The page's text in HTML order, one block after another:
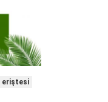
eriştesi